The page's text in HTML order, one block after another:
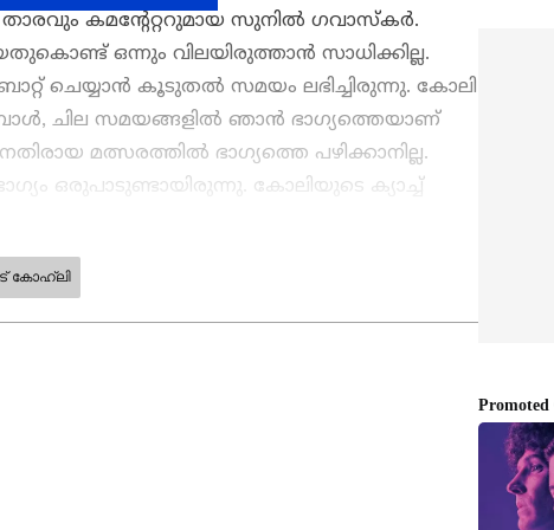
കമന്റേറ്ററുമായ സുനില്‍ ഗവാസ്‌കര്‍.
ഒന്നും വിലയിരുത്താന്‍ സാധിക്കില്ല.
ചെയ്യാന്‍ കൂടുതല്‍ സമയം ലഭിച്ചിരുന്നു. കോലി
ചില സമയങ്ങളില്‍ ഞാന്‍ ഭാഗ്യത്തെയാണ്
മത്സരത്തില്‍ ഭാഗ്യത്തെ പഴിക്കാനില്ല.
ഒരുപാടുണ്ടായിരുന്നു. കോലിയുടെ ക്യാച്ച്
പറ്റിയ വലിയ പിഴവ് അതായിരുന്നു,
കോഹ്‌ലി